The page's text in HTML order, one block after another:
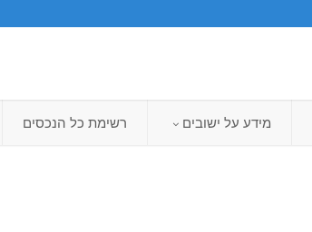
מידע על ישובים רשימת כל הנכסים